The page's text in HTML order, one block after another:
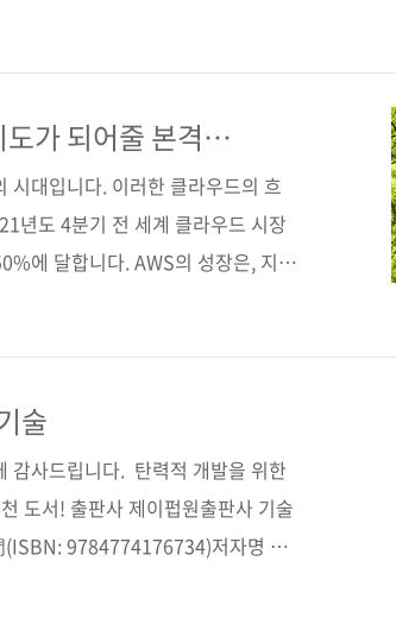
インフラ構築入門
348쪽판 형 46배판변형
가 되어줄 본격
대입니다. 이러한 클라우드의 흐
년도 4분기 전 세계 클라우드 시장
에 달합니다. AWS의 성장은, 지속
받침된다고 볼 수도 있습니다. 현재
익혀야 하는 네트워크/인프라 엔지
술
감사드립니다. 탄력적 개발을 위한
도서! 출판사 제이펍원출판사 기술
9784774176734)저자명 타
테츠야, 미우라 사토루, 야나세